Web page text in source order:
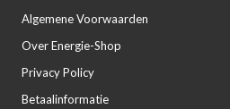
Algemene Voorwaarden
Over Energie-Shop
Privacy Policy
Betaalinformatie